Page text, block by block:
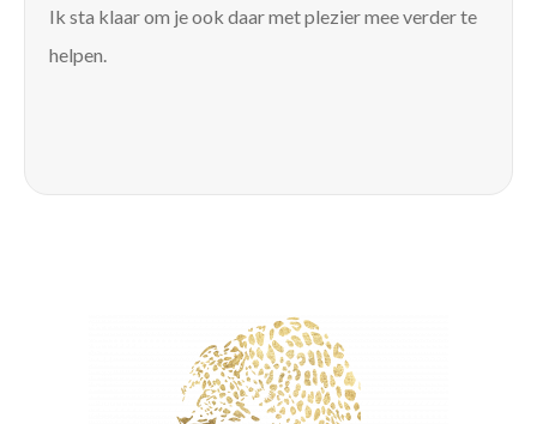
Ik sta klaar om je ook daar met plezier mee verder te
helpen.